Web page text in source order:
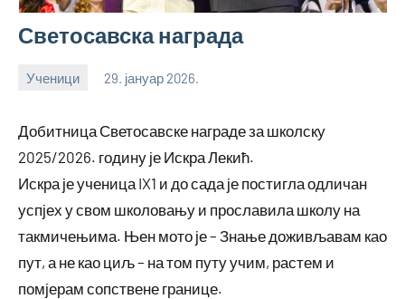
Светосавска награда
Ученици 29. јануар 2026.
bstankovic
Добитница Светосавске награде за школску
2025/2026. годину је Искра Лекић.
Искра је ученица IX1 и до сада је постигла одличан
успјех у свом школовању и прославила школу на
такмичењима. Њен мото је – Знање доживљавам као
пут, а не као циљ – на том путу учим, растем и
помјерам сопствене границе.